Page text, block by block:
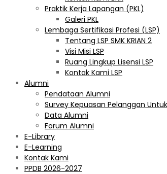
Praktik Kerja Lapangan (PKL)
Galeri PKL
Lembaga Sertifikasi Profesi (LSP)
Tentang LSP SMK KRIAN 2
Visi Misi LSP
Ruang Lingkup Lisensi LSP
Kontak Kami LSP
Alumni
Pendataan Alumni
Survey Kepuasan Pelanggan
Data Alumni
Forum Alumni
E-Library
E-Learning
Kontak Kami
PPDB 2026-2027